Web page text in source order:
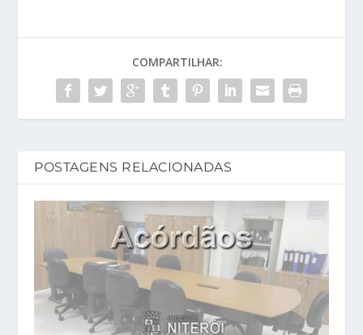
COMPARTILHAR:
POSTAGENS RELACIONADAS